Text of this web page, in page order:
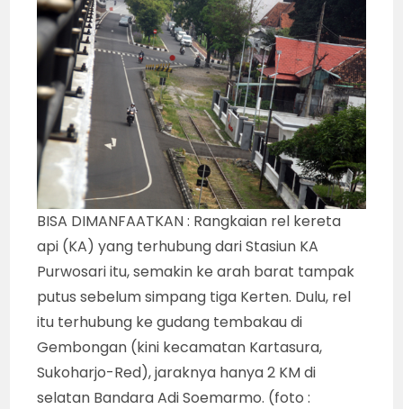
BISA DIMANFAATKAN : Rangkaian rel kereta
api (KA) yang terhubung dari Stasiun KA
Purwosari itu, semakin ke arah barat tampak
putus sebelum simpang tiga Kerten. Dulu, rel
itu terhubung ke gudang tembakau di
Gembongan (kini kecamatan Kartasura,
Sukoharjo-Red), jaraknya hanya 2 KM di
selatan Bandara Adi Soemarmo. (foto :